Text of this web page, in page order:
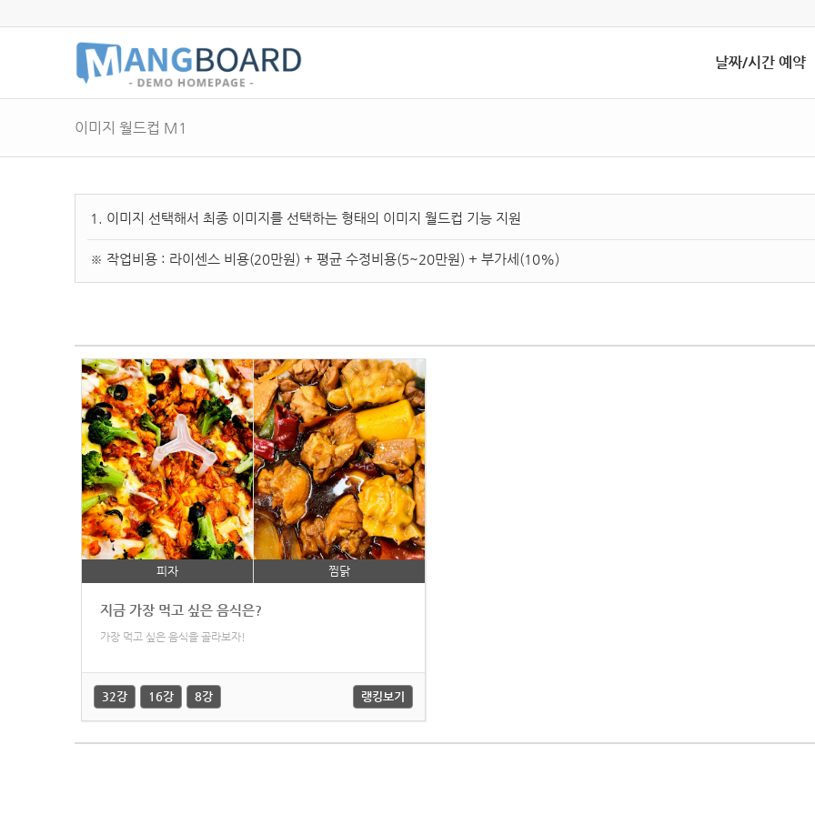
날짜/시간 예약
이미지 월드컵 M1
1. 이미지 선택해서 최종 이미지를 선택하는 형태의 이미지 월드컵 기능 지원
※ 작업비용 : 라이센스 비용(20만원) + 평균 수정비용(5~20만원) + 부가세(10%)
피자 찜닭
지금 가장 먹고 싶은 음식은?
가장 먹고 싶은 음식을 골라보자!
32강 16강 8강 랭킹보기